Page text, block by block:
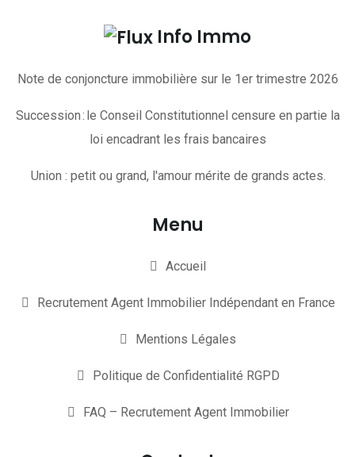
Info Immo
Note de conjoncture immobilière sur le 1er trimestre 2026
Succession : le Conseil Constitutionnel censure en partie la
loi encadrant les frais bancaires
Union : petit ou grand, l'amour mérite de grands actes.
Menu
Accueil
Recrutement Agent Immobilier Indépendant en France
Mentions Légales
Politique de Confidentialité RGPD
FAQ – Recrutement Agent Immobilier